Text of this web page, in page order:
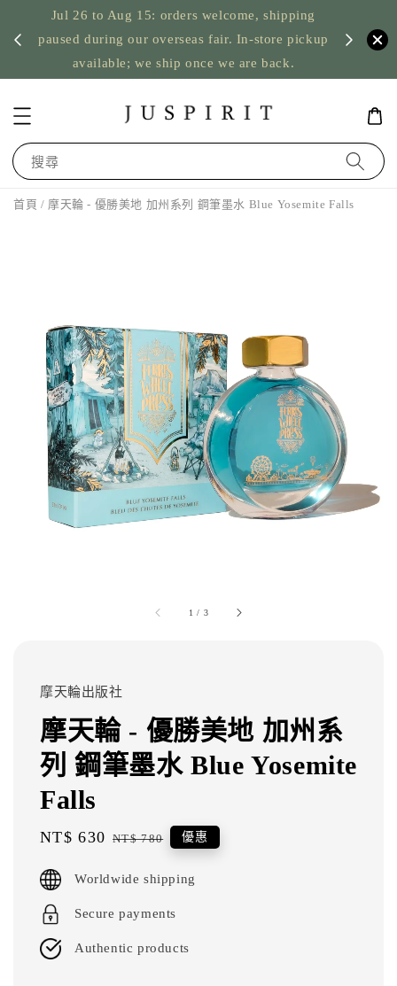
Jul 26 to Aug 15: orders welcome, shipping
paused during our overseas fair. In-store pickup
available; we ship once we are back.
US
搜尋
首頁 / 摩天輪 - 優勝美地 加州系列 鋼筆墨水 Blue Yosemite Falls
1 / 3
摩天輪出版社
摩天輪 - 優勝美地 加州系
列 鋼筆墨水 Blue Yosemite
Falls
Sale
NT$ 630 Regular
NT$ 780 優惠
Worldwide shipping
Secure payments
Authentic products